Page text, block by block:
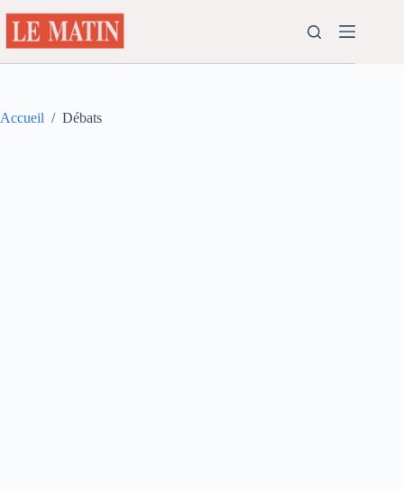
au
contenu
Accueil / Débats